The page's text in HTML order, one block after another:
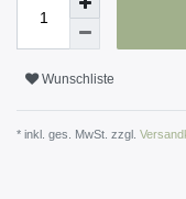
Wunschliste
* inkl. ges. MwSt. zzgl.